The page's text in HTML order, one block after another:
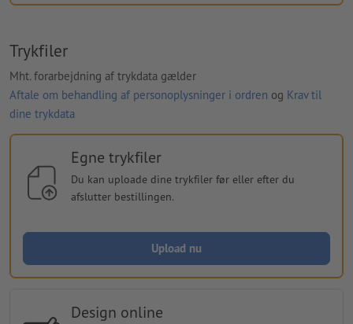
Trykfiler
Mht. forarbejdning af trykdata gælder
Aftale om behandling af personoplysninger i ordren og Krav til
dine trykdata
Egne trykfiler
Du kan uploade dine trykfiler før eller efter du
afslutter bestillingen.
Upload nu
Design online